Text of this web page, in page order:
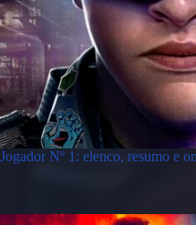
Jogador Nº 1: elenco, resumo e